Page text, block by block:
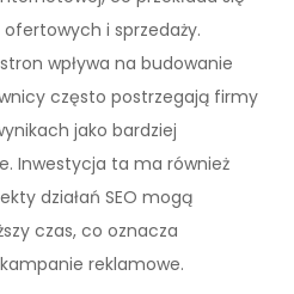
i sprzedaży.
wpływa na budowanie
często postrzegają firmy
jako bardziej
Inwestycja ta ma również
działań SEO mogą
czas, co oznacza
reklamowe.